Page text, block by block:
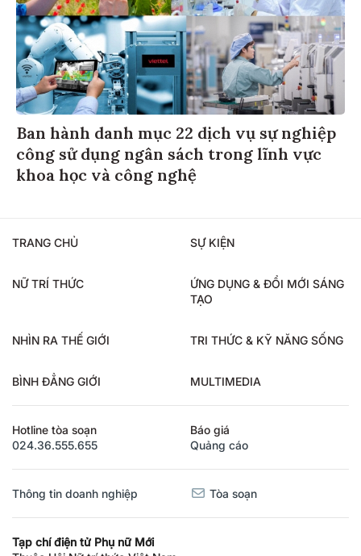
Ban hành danh mục 22 dịch vụ sự nghiệp
công sử dụng ngân sách trong lĩnh vực
khoa học và công nghệ
TRANG CHỦ SỰ KIỆN
NỮ TRÍ THỨC
ỨNG DỤNG & ĐỔI MỚI SÁNG
TẠO
NHÌN RA THẾ GIỚI TRI THỨC & KỸ NĂNG SỐNG
BÌNH ĐẲNG GIỚI MULTIMEDIA
Hotline tòa soạn
024.36.555.655
Báo giá
Quảng cáo
Thông tin doanh nghiệp Tòa soạn
Tạp chí điện tử Phụ nữ Mới